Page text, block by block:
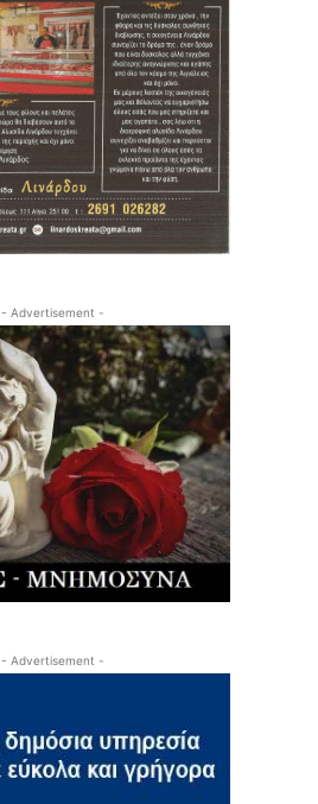
- Advertisement -
- Advertisement -